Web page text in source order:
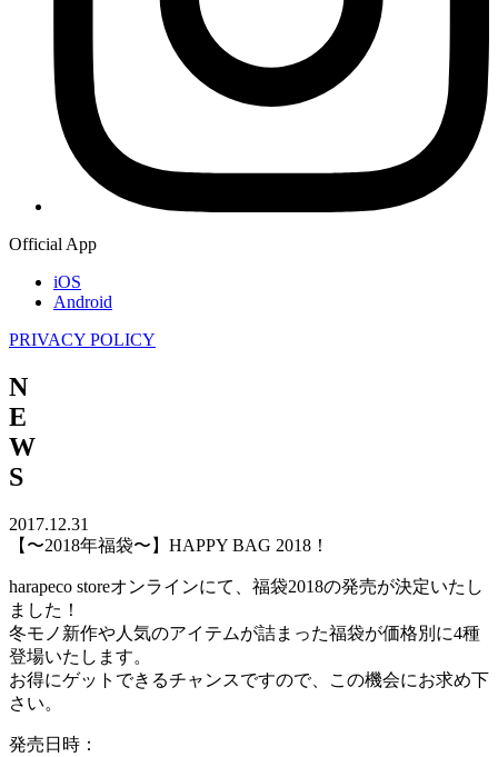
Official App
iOS
Android
PRIVACY POLICY
N
E
W
S
2017.12.31
【〜2018年福袋〜】HAPPY BAG 2018！
harapeco storeオンラインにて、福袋2018の発売が決定いたし
ました！
冬モノ新作や人気のアイテムが詰まった福袋が価格別に4種
登場いたします。
お得にゲットできるチャンスですので、この機会にお求め下
さい。
発売日時：